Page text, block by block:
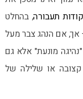
תעבורה, בהחלט
אך, אם הנהג צבר מעל
"נהיגה מונעת" אלא גם
או שלילה של